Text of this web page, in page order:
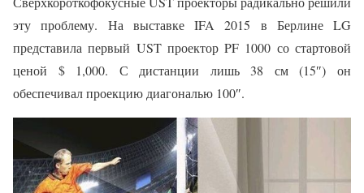
эту проблему. На выставке IFA 2015 в Берлине LG
представила первый UST проектор PF 1000 со стартовой
ценой $ 1,000. С дистанции лишь 38 см (15″) он
обеспечивал проекцию диагональю 100″.